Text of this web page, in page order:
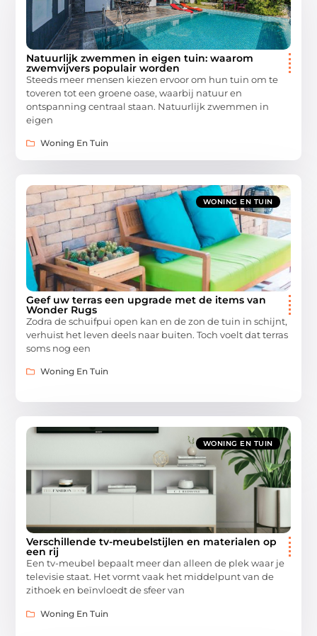
Natuurlijk zwemmen in eigen tuin: waarom
zwemvijvers populair worden
Steeds meer mensen kiezen ervoor om hun tuin om te
toveren tot een groene oase, waarbij natuur en
ontspanning centraal staan. Natuurlijk zwemmen in
eigen
Woning En Tuin
WONING EN TUIN
Geef uw terras een upgrade met de items van
Wonder Rugs
Zodra de schuifpui open kan en de zon de tuin in schijnt,
verhuist het leven deels naar buiten. Toch voelt dat terras
soms nog een
Woning En Tuin
WONING EN TUIN
Verschillende tv-meubelstijlen en materialen op
een rij
Een tv-meubel bepaalt meer dan alleen de plek waar je
televisie staat. Het vormt vaak het middelpunt van de
zithoek en beïnvloedt de sfeer van
Woning En Tuin